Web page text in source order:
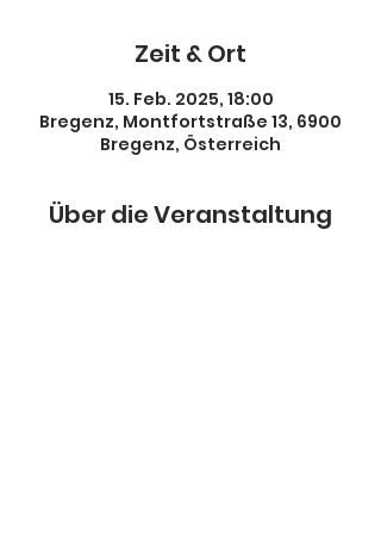
Zeit & Ort
15. Feb. 2025, 18:00
Bregenz, Montfortstraße 13, 6900
Bregenz, Österreich
Über die Veranstaltung